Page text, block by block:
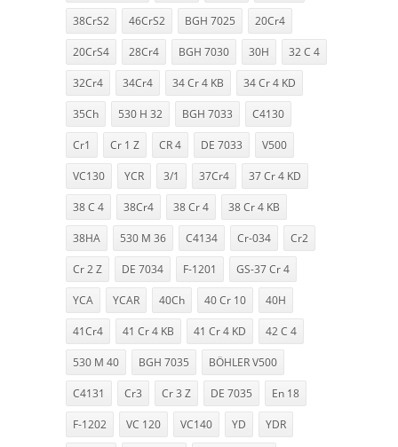
38CrS2 46CrS2 BGH 7025 20Cr4
20CrS4 28Cr4 BGH 7030 30H 32 C 4
32Cr4 34Cr4 34 Cr 4 KB 34 Cr 4 KD
35Ch 530 H 32 BGH 7033 C4130
Cr1 Cr 1 Z CR 4 DE 7033 V500
VC130 YCR 3/1 37Cr4 37 Cr 4 KD
38 C 4 38Cr4 38 Cr 4 38 Cr 4 KB
38HA 530 M 36 C4134 Cr-034 Cr2
Cr 2 Z DE 7034 F-1201 GS-37 Cr 4
YCA YCAR 40Ch 40 Cr 10 40H
41Cr4 41 Cr 4 KB 41 Cr 4 KD 42 C 4
530 M 40 BGH 7035 BÖHLER V500
C4131 Cr3 Cr 3 Z DE 7035 En 18
F-1202 VC 120 VC140 YD YDR